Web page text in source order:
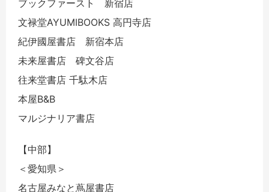
ブックファースト 新宿店
文禄堂AYUMIBOOKS 高円寺店
紀伊國屋書店 新宿本店
未来屋書店 碑文谷店
往来堂書店 千駄木店
本屋B&B
マルジナリア書店
【中部】
＜愛知県＞
名古屋みなと蔦屋書店